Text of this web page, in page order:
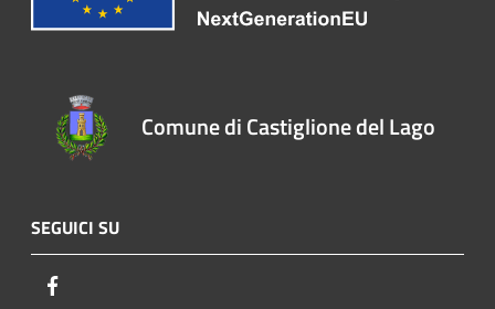
Comune di Castiglione del Lago
SEGUICI SU